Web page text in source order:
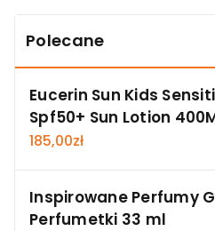
Polecane
Eucerin Sun Kids
Spf50+ Sun Lotion
185,00zł
Inspirowane Perfumy
Perfumetki 33 ml